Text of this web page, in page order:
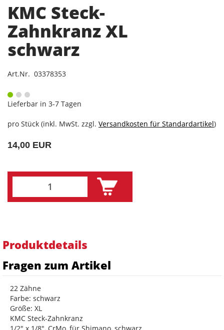
KMC Steck-
Zahnkranz XL
schwarz
Art.Nr. 03378353
Lieferbar in 3-7 Tagen
pro Stück (inkl. MwSt. zzgl. Versandkosten für Standardartikel)
14,00 EUR
Produktdetails
Fragen zum Artikel
22 Zähne
Farbe: schwarz
Größe: XL
KMC Steck-Zahnkranz